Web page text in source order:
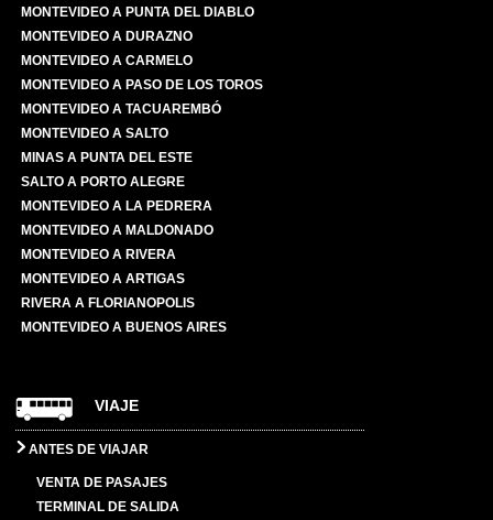
MONTEVIDEO A PUNTA DEL DIABLO
MONTEVIDEO A DURAZNO
MONTEVIDEO A CARMELO
MONTEVIDEO A PASO DE LOS TOROS
MONTEVIDEO A TACUAREMBÓ
MONTEVIDEO A SALTO
MINAS A PUNTA DEL ESTE
SALTO A PORTO ALEGRE
MONTEVIDEO A LA PEDRERA
MONTEVIDEO A MALDONADO
MONTEVIDEO A RIVERA
MONTEVIDEO A ARTIGAS
RIVERA A FLORIANOPOLIS
MONTEVIDEO A BUENOS AIRES
VIAJE
ANTES DE VIAJAR
VENTA DE PASAJES
TERMINAL DE SALIDA